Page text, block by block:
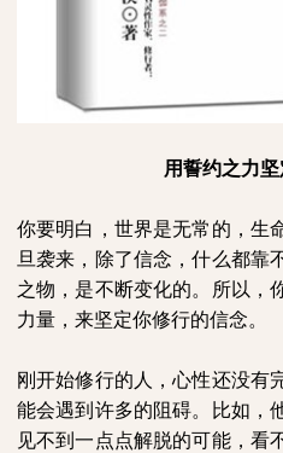
用誓约之力
你要明白，世界是无常的，生
旦袭来，除了信念，什么都靠
之物，是不断变化的。所以，
力量，来坚定你修行的信念。
刚开始修行的人，心性还没有
能会遇到许多的阻碍。比如，
见不到一点点解脱的可能，看